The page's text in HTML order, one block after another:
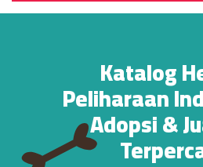
Katalog
Peliharaan
Adopsi &